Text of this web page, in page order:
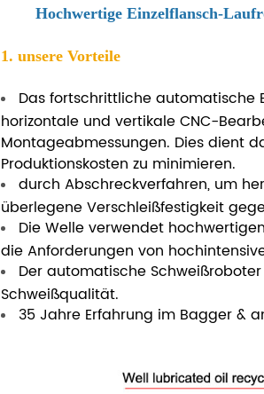
Hochwertige Einzelflansch-
1. unsere Vorteile
Das fortschrittliche automatische
horizontale und vertikale CNC-
Montageabmessungen. Dies dient
Produktionskosten zu minimieren.
durch Abschreckverfahren, um
überlegene Verschleißfestigkeit
Die Welle verwendet
die Anforderungen von
Der automatische
Schweißqualität.
35 Jahre Erfahrung im Bagger &